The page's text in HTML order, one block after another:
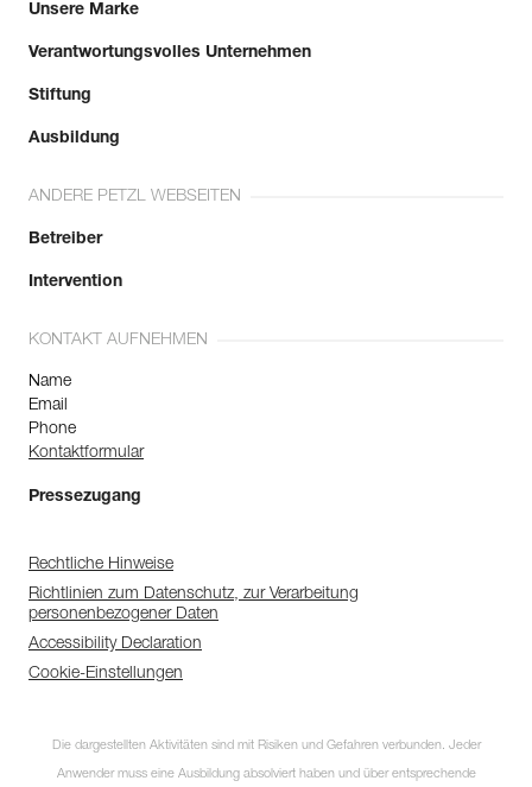
Unsere Marke
Verantwortungsvolles Unternehmen
Stiftung
Ausbildung
ANDERE PETZL WEBSEITEN
Betreiber
Intervention
KONTAKT AUFNEHMEN
Name
Email
Phone
Kontaktformular
Pressezugang
Rechtliche Hinweise
Richtlinien zum Datenschutz, zur Verarbeitung
personenbezogener Daten
Accessibility Declaration
Cookie-Einstellungen
Die dargestellten Aktivitäten sind mit Risiken und Gefahren verbunden. Jeder
Anwender muss eine Ausbildung absolviert haben und über entsprechende